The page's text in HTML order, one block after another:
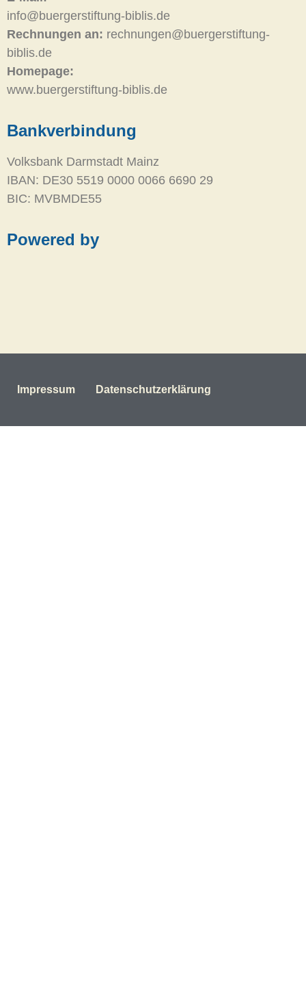
info@buergerstiftung-biblis.de
Rechnungen an: rechnungen@buergerstiftung-
biblis.de
Homepage:
www.buergerstiftung-biblis.de
Bankverbindung
Volksbank Darmstadt Mainz
IBAN: DE30 5519 0000 0066 6690 29
BIC: MVBMDE55
Powered by
Impressum Datenschutzerklärung